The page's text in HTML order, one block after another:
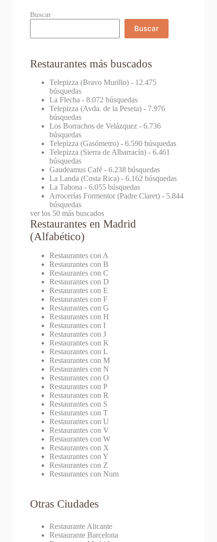
Buscar
Buscar
Restaurantes más buscados
Telepizza (Bravo Murillo)- 12.475
búsquedas
La Flecha - 8.072 búsquedas
Telepizza (Avda. de la Peseta)- 7.976
búsquedas
Los Borrachos de Velázquez- 6.736
búsquedas
Telepizza (Gasómetro)- 6.590 búsquedas
Telepizza (Sierra de Albarracín)- 6.461
búsquedas
Gaudeamus Café- 6.238 búsquedas
La Landa (Costa Rica)- 6.162 búsquedas
La Tahona - 6.055 búsquedas
Arrocerías Formentor (Padre Claret)- 5.844
búsquedas
ver los 50 más buscados
Restaurantes en Madrid
(Alfabético)
Restaurantes con A
Restaurantes con B
Restaurantes con C
Restaurantes con D
Restaurantes con E
Restaurantes con F
Restaurantes con G
Restaurantes con H
Restaurantes con I
Restaurantes con J
Restaurantes con K
Restaurantes con L
Restaurantes con M
Restaurantes con N
Restaurantes con O
Restaurantes con P
Restaurantes con R
Restaurantes con S
Restaurantes con T
Restaurantes con U
Restaurantes con V
Restaurantes con W
Restaurantes con X
Restaurantes con Y
Restaurantes con Z
Restaurantes con Num
Otras Ciudades
Restaurante Alicante
Restaurante Barcelona